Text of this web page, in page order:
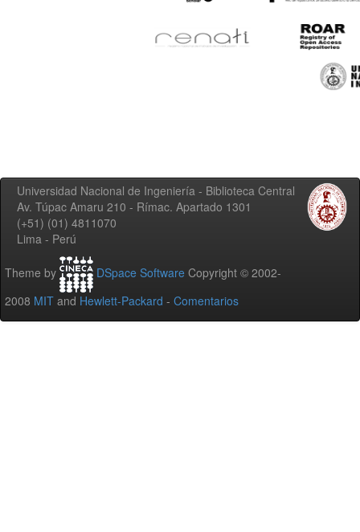
Universidad Nacional de Ingeniería - Biblioteca Central
Av. Túpac Amaru 210 - Rímac. Apartado 1301
(+51) (01) 4811070
Lima - Perú
Theme by DSpace Software Copyright © 2002-
2008 MIT and Hewlett-Packard - Comentarios